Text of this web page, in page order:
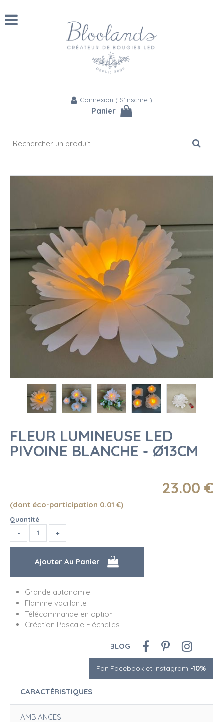
Connexion ( S'inscrire )
Panier
FLEUR LUMINEUSE LED
PIVOINE BLANCHE - Ø13CM
23.00 €
(dont éco-participation 0.01 €)
Quantité
Grande autonomie
Flamme vacillante
Télécommande en option
Création Pascale Fléchelles
BLOG
Fan Facebook et Instagram -10%
CARACTÉRISTIQUES
AMBIANCES